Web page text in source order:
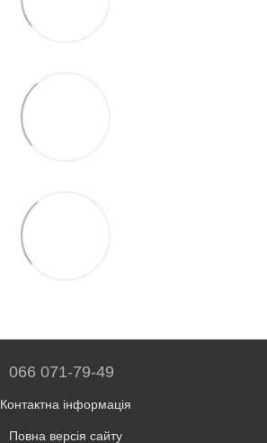
066 071-79-49
Контактна інформація
Повна версія сайту